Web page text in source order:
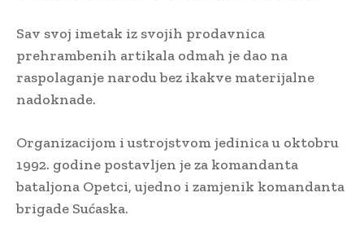
Sav svoj imetak iz svojih prodavnica
prehrambenih artikala odmah je dao na
raspolaganje narodu bez ikakve materijalne
nadoknade.
Organizacijom i ustrojstvom jedinica u oktobru
1992. godine postavljen je za komandanta
bataljona Opetci, ujedno i zamjenik komandanta
brigade Sućaska.